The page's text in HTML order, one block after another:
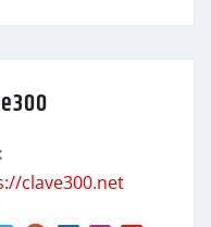
clave300.net